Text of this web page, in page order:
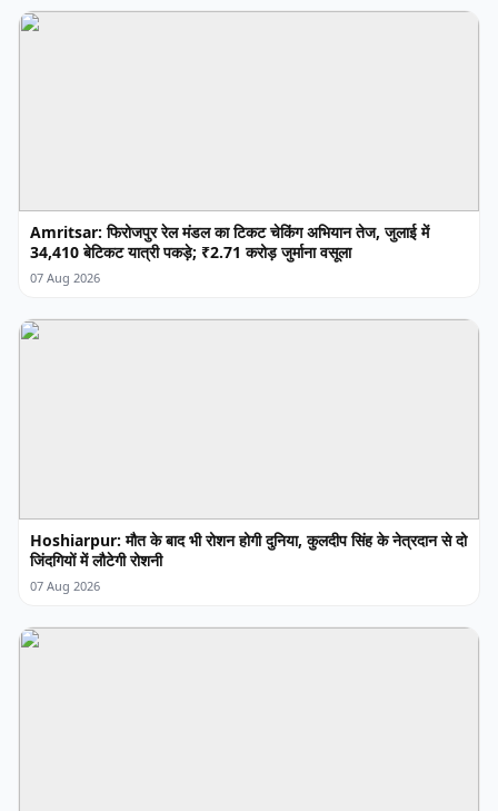
Amritsar: फिरोजपुर रेल मंडल का टिकट चेकिंग अभियान तेज, जुलाई में
34,410 बेटिकट यात्री पकड़े; ₹2.71 करोड़ जुर्माना वसूला
07 Aug 2026
Hoshiarpur: मौत के बाद भी रोशन होगी दुनिया, कुलदीप सिंह के नेत्रदान से दो
जिंदगियों में लौटेगी रोशनी
07 Aug 2026